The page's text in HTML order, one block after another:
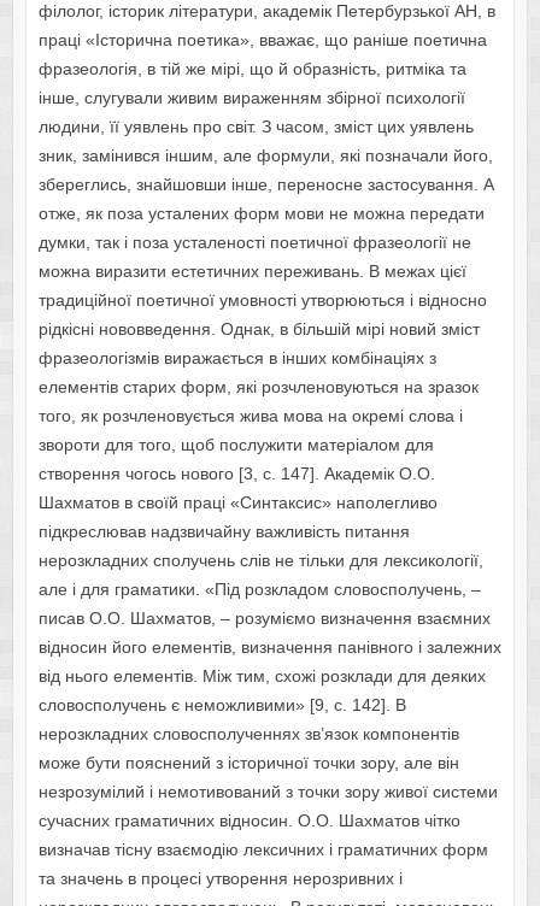
філолог, історик літератури, академік Петербурзької АН, в
праці «Історична поетика», вважає, що раніше поетична
фразеологія, в тій же мірі, що й образність, ритміка та
інше, слугували живим вираженням збірної психології
людини, її уявлень про світ. З часом, зміст цих уявлень
зник, замінився іншим, але формули, які позначали його,
збереглись, знайшовши інше, переносне застосування. А
отже, як поза усталених форм мови не можна передати
думки, так і поза усталеності поетичної фразеології не
можна виразити естетичних переживань. В межах цієї
традиційної поетичної умовності утворюються і відносно
рідкісні нововведення. Однак, в більшій мірі новий зміст
фразеологізмів виражається в інших комбінаціях з
елементів старих форм, які розчленовуються на зразок
того, як розчленовується жива мова на окремі слова і
звороти для того, щоб послужити матеріалом для
створення чогось нового [3, c. 147]. Академік О.О.
Шахматов в своїй праці «Синтаксис» наполегливо
підкреслював надзвичайну важливість питання
нерозкладних сполучень слів не тільки для лексикології,
але і для граматики. «Під розкладом словосполучень, –
писав О.О. Шахматов, – розуміємо визначення взаємних
відносин його елементів, визначення панівного і залежних
від нього елементів. Між тим, схожі розклади для деяких
словосполучень є неможливими» [9, c. 142]. В
нерозкладних словосполученнях зв’язок компонентів
може бути пояснений з історичної точки зору, але він
незрозумілий і немотивований з точки зору живої системи
сучасних граматичних відносин. О.О. Шахматов чітко
визначав тісну взаємодію лексичних і граматичних форм
та значень в процесі утворення нерозривних і